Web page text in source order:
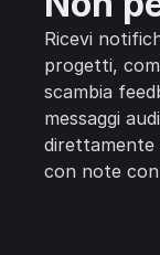
Ricevi
progetti,
scambia
messaggi
direttamente
con note